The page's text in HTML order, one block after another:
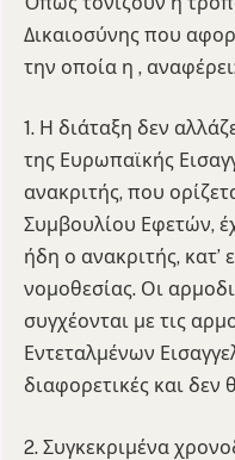
Δικαιοσύνης που
την οποία η ,
1. Η διάταξη δεν
της Ευρωπαϊκής
ανακριτής, που
Συμβουλίου Εφετών,
ήδη ο ανακριτής,
νομοθεσίας. Οι
συγχέονται με τις
Εντεταλμένων
διαφορετικές και δεν
2. Συγκεκριμένα